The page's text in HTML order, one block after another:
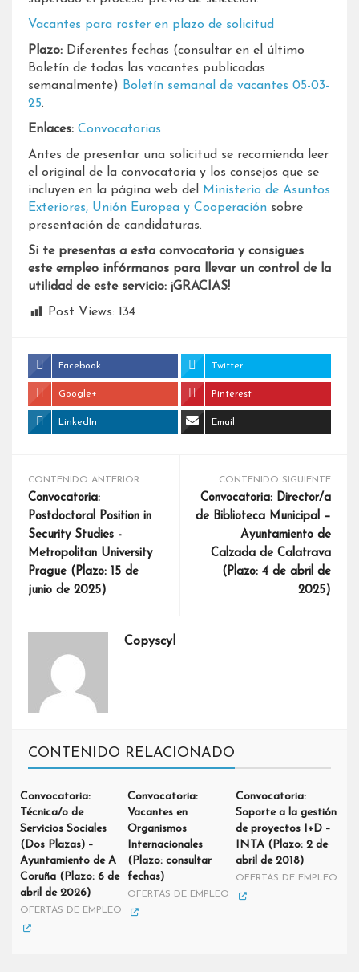
Vacantes para roster en plazo de solicitud
Plazo: Diferentes fechas (consultar en el último
Boletín de todas las vacantes publicadas
semanalmente) Boletín semanal de vacantes 05-03-
25​.
Enlaces: Convocatorias
Antes de presentar una solicitud se recomienda leer
el original de la convocatoria y los consejos que se
incluyen en la página web del
Ministerio de Asuntos
Exteriores, Unión Europea y Cooperación sobre
presentación de candidaturas.
Si te presentas a esta convocatoria y consigues
este empleo infórmanos para llevar un control de la
utilidad de este servicio: ¡GRACIAS!
Post Views: 134
Facebook Twitter
Google+ Pinterest
LinkedIn Email
CONTENIDO ANTERIOR
Convocatoria:
Postdoctoral Position in
Security Studies -
Metropolitan University
Prague (Plazo: 15 de
junio de 2025)
CONTENIDO SIGUIENTE
Convocatoria: Director/a
de Biblioteca Municipal –
Ayuntamiento de
Calzada de Calatrava
(Plazo: 4 de abril de
2025)
Copyscyl
CONTENIDO RELACIONADO
Convocatoria:
Técnica/o de
Servicios Sociales
(Dos Plazas) –
Ayuntamiento de A
Coruña (Plazo: 6 de
abril de 2026)
OFERTAS DE EMPLEO
Convocatoria:
Vacantes en
Organismos
Internacionales
(Plazo: consultar
fechas)
OFERTAS DE EMPLEO
Convocatoria:
Soporte a la gestión
de proyectos I+D –
INTA (Plazo: 2 de
abril de 2018)
OFERTAS DE EMPLEO